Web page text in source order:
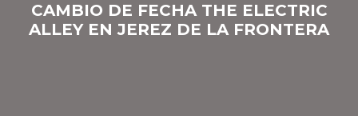
CAMBIO DE FECHA THE ELECTRIC
ALLEY EN JEREZ DE LA FRONTERA